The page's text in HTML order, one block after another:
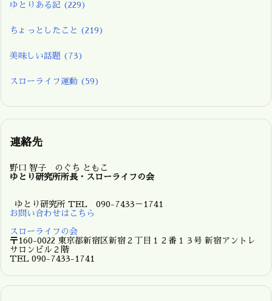
ゆとりある記 (229)
ちょっとしたこと (219)
美味しい話題 (73)
スローライフ運動 (59)
連絡先
野口 智子 のぐち ともこ
ゆとり研究所所長・スローライフの会
ゆとり研究所 TEL 090-7433－1741
お問い合わせはこちら
スローライフの会
〒160-0022 東京都新宿区新宿２丁目１２番１３号 新宿アントレ
サロンビル２階
TEL 090-7433-1741